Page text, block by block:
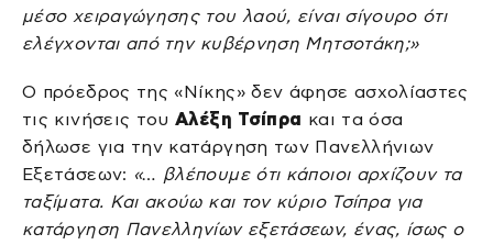
μέσο χειραγώγησης του λαού, είναι σίγουρο ότι
ελέγχονται από την κυβέρνηση Μητσοτάκη;»
Ο πρόεδρος της «Νίκης» δεν άφησε ασχολίαστες
τις κινήσεις τουΑλέξη Τσίπρα και τα όσα
δήλωσε για την κατάργηση των Πανελλήνιων
Εξετάσεων: «… βλέπουμε ότι κάποιοι αρχίζουν τα
ταξίματα. Και ακούω και τον κύριο Τσίπρα για
κατάργηση Πανελληνίων εξετάσεων, ένας, ίσως ο